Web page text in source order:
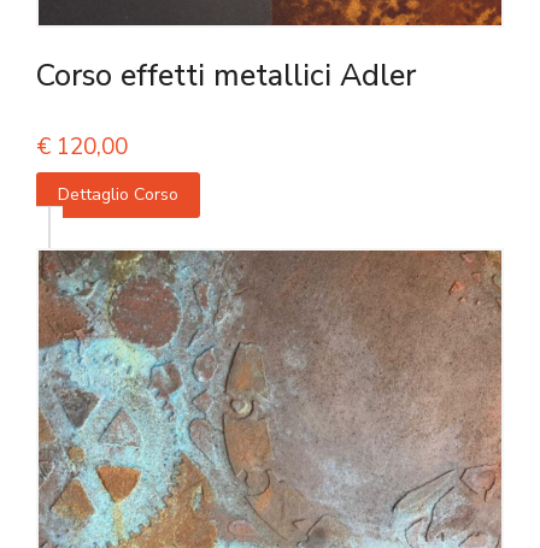
Corso effetti metallici Adler
€ 120,00
Dettaglio Corso